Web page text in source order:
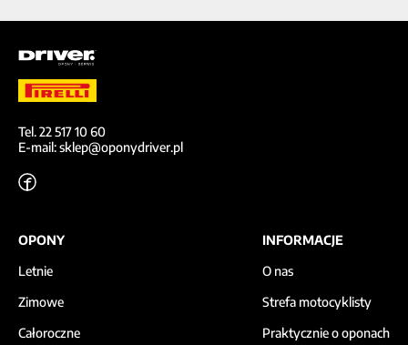
Tel. 22 517 10 60
E-mail: sklep@oponydriver.pl
OPONY
Letnie
Zimowe
Całoroczne
INFORMACJE
O nas
Strefa motocyklisty
Praktycznie o oponach